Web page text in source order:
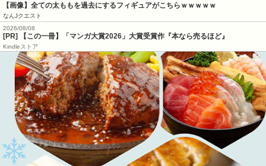
【画像】全ての太ももを過去にするフィギュアがこちらｗｗｗｗｗ
なんJクエスト
2026/08/08
[PR] 【この一冊】「マンガ大賞2026」大賞受賞作『本なら売るほど』
Kindleストア